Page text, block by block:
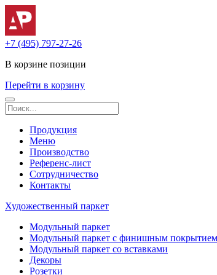
+7 (495) 797-27-26
В корзине позиции
Перейти в корзину
Продукция
Меню
Производство
Референс-лист
Сотрудничество
Контакты
Художественный паркет
Модульный паркет
Модульный паркет с финишным покрытием
Модульный паркет со вставками
Декоры
Розетки